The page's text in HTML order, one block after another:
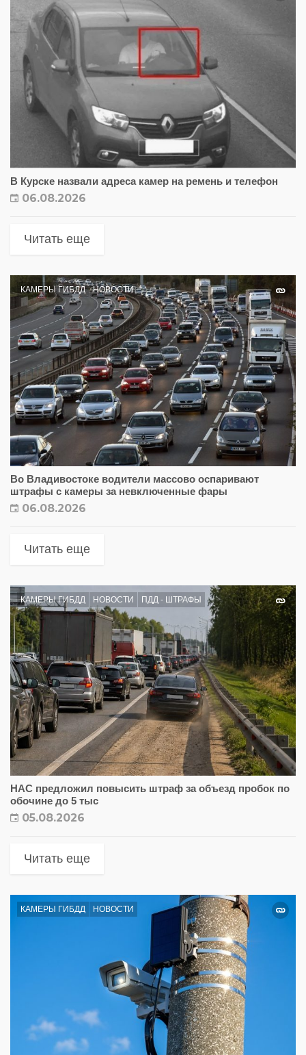
В Курске назвали адреса камер на ремень и телефон
06.08.2026
Читать еще
КАМЕРЫ ГИБДД НОВОСТИ
Во Владивостоке водители массово оспаривают
штрафы с камеры за невключенные фары
06.08.2026
Читать еще
КАМЕРЫ ГИБДД НОВОСТИ ПДД - ШТРАФЫ
НАС предложил повысить штраф за объезд пробок по
обочине до 5 тыс
05.08.2026
Читать еще
КАМЕРЫ ГИБДД НОВОСТИ